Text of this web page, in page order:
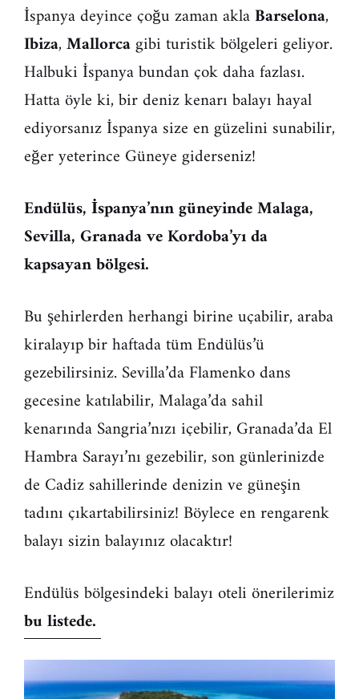
İspanya deyince çoğu zaman aklaBarselona,
Ibiza,Mallorcagibi turistik bölgeleri geliyor.
Halbuki İspanya bundan çok daha fazlası.
Hatta öyle ki, bir deniz kenarı balayı hayal
ediyorsanız İspanya size en güzelini sunabilir,
eğer yeterince Güneye giderseniz!
Endülüs, İspanya’nın güneyinde Malaga,
Sevilla, Granada ve Kordoba’yı da
kapsayan bölgesi.
Bu şehirlerden herhangi birine uçabilir, araba
kiralayıp bir haftada tüm Endülüs’ü
gezebilirsiniz. Sevilla’da Flamenko dans
gecesine katılabilir, Malaga’da sahil
kenarında Sangria’nızı içebilir, Granada’da El
Hambra Sarayı’nı gezebilir, son günlerinizde
de Cadiz sahillerinde denizin ve güneşin
tadını çıkartabilirsiniz! Böylece en rengarenk
balayı sizin balayınız olacaktır!
Endülüs bölgesindeki balayı oteli önerilerimiz
bu listede.